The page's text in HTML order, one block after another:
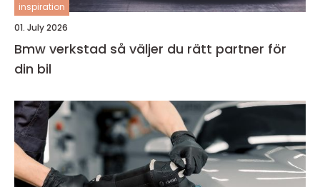
inspiration
01. July 2026
Bmw verkstad så väljer du rätt partner för
din bil